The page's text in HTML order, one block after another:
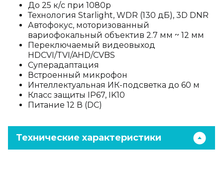
До 25 к/с при 1080p
Технология Starlight, WDR (130 дБ), 3D DNR
Автофокус, моторизованный
вариофокальный объектив 2.7 мм ~ 12 мм
Переключаемый видеовыход
HDCVI/TVI/AHD/CVBS
Суперадаптация
Встроенный микрофон
Интеллектуальная ИК-подсветка до 60 м
Класс защиты IP67, IK10
Питание 12 В (DC)
Технические характеристики